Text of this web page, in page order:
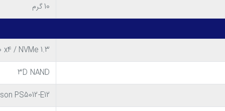
10 گرم
x4 / NVMe 1.3
3D NAND
PS5012-E12